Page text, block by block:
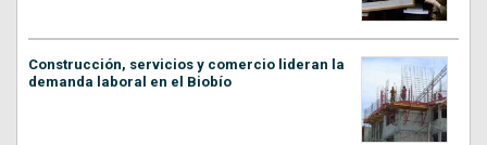
Construcción, servicios y comercio lideran la
demanda laboral en el Biobío